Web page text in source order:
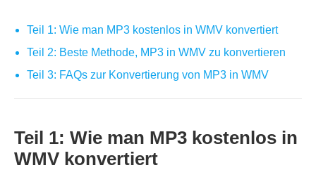
Teil 1: Wie man MP3 kostenlos in WMV konvertiert
Teil 2: Beste Methode, MP3 in WMV zu konvertieren
Teil 3: FAQs zur Konvertierung von MP3 in WMV
Teil 1: Wie man MP3 kostenlos in
WMV konvertiert